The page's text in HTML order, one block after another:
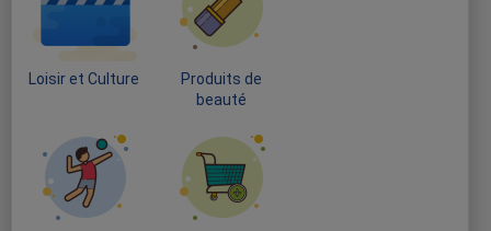
Loisir et Culture
Produits de
beauté